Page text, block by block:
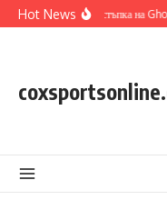
Skip to content
Hot News
Кодове за отстъпка на